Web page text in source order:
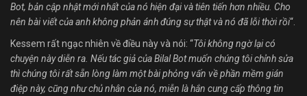
Bot, bản cập nhật mới nhất của nó hiện đại và tiên tiến hơn nhiều. Cho
nên bài viết của anh không phản ánh đúng sự thật và nó đã lỗi thời rồi“.
Kessem rất ngạc nhiên về điều này và nói: “Tôi không ngờ lại có
chuyện này diễn ra. Nếu tác giả của Bilal Bot muốn chúng tôi chỉnh sửa
thì chúng tôi rất sẵn lòng làm một bài phỏng vấn về phần mềm gián
điệp này, cũng như chủ nhân của nó, miễn là hắn cung cấp thông tin